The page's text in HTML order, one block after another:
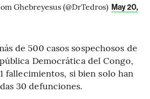
Ghebreyesus (@DrTedros) May 20,
de 500 casos sospechosos de
Democrática del Congo,
fallecimientos, si bien solo han
30 defunciones.